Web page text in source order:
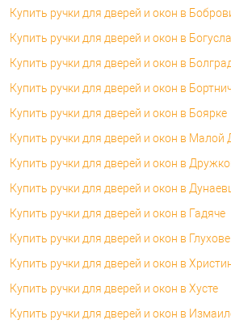
Купить ручки для дверей и окон в
Купить ручки для дверей и окон в
Купить ручки для дверей и окон в
Купить ручки для дверей и окон в
Купить ручки для дверей и окон в Боярке
Купить ручки для дверей и окон в Малой
Купить ручки для дверей и окон в
Купить ручки для дверей и окон в
Купить ручки для дверей и окон в Гадяче
Купить ручки для дверей и окон в Глухове
Купить ручки для дверей и окон в
Купить ручки для дверей и окон в Хусте
Купить ручки для дверей и окон в